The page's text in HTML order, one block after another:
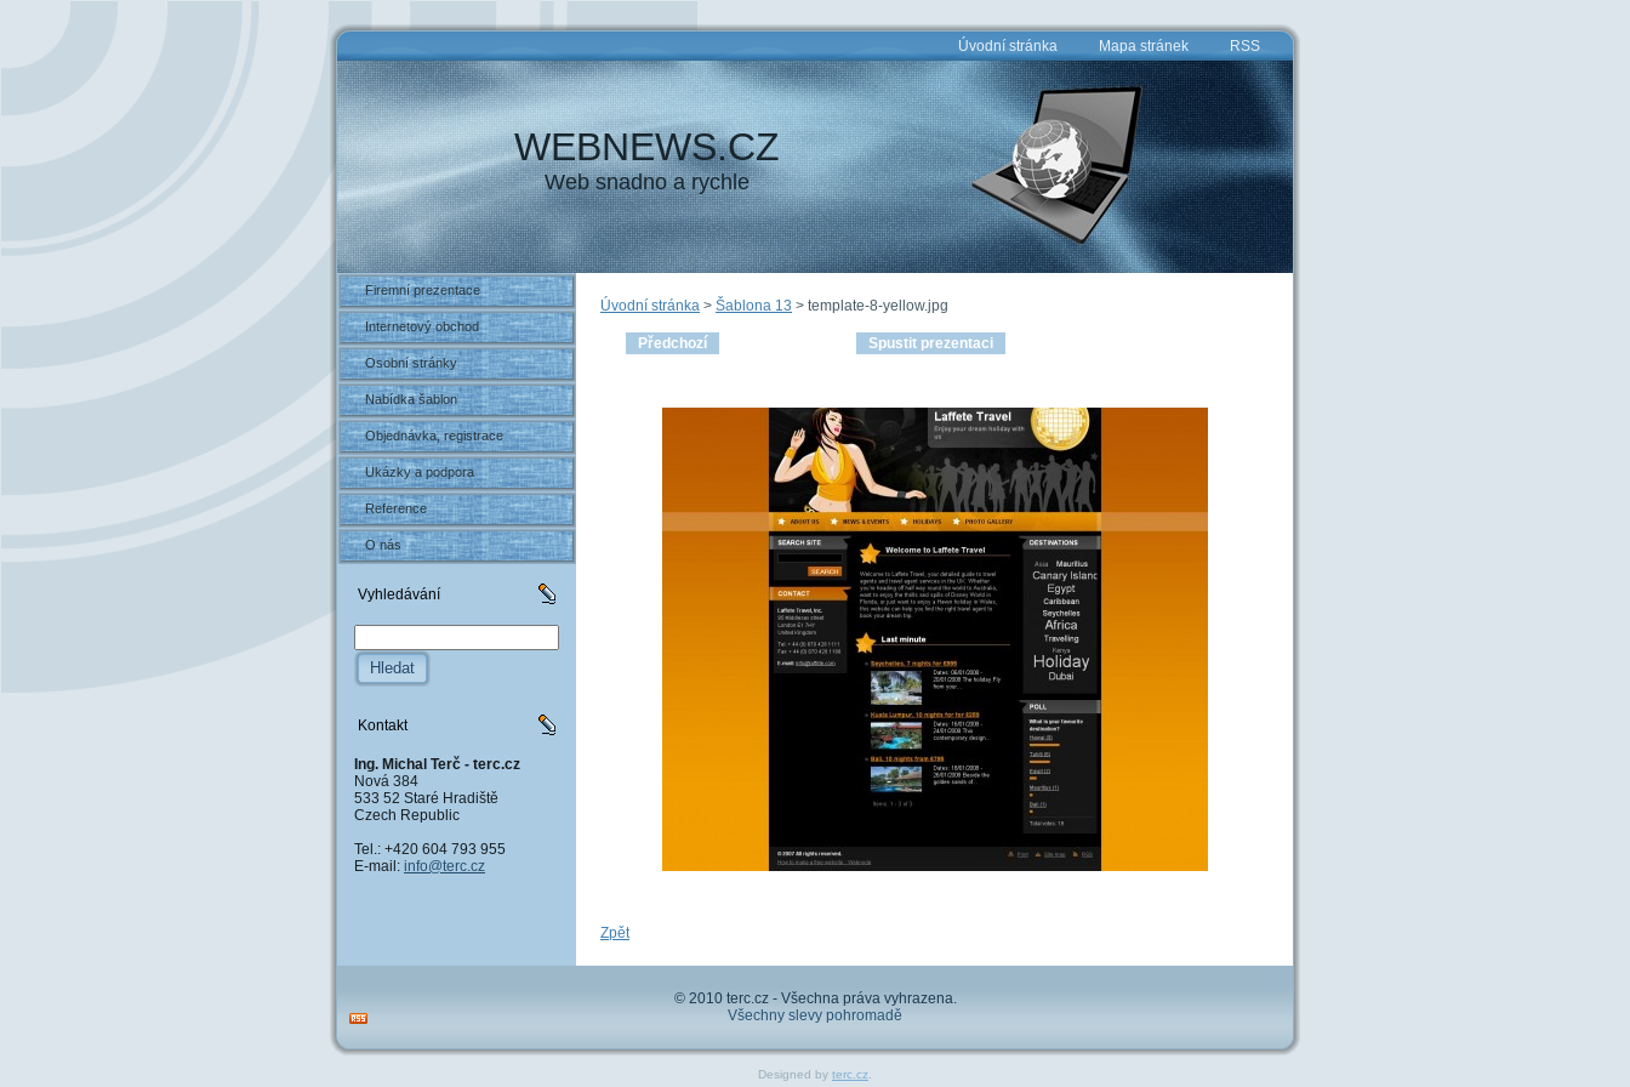
Úvodní stránka Mapa stránek RSS
WEBNEWS.CZ
Web snadno a rychle
Firemní prezentace
Internetový obchod
Osobní stránky
Nabídka šablon
Objednávka, registrace
Ukázky a podpora
Reference
O nás
Vyhledávání
Kontakt
Ing. Michal Terč - terc.cz
Nová 384
533 52 Staré Hradiště
Czech Republic
Tel.: +420 604 793 955
E-mail: info@terc.cz
Úvodní stránka > Šablona 13 > template-8-yellow.jpg
Předchozí Spustit prezentaci
Zpět
© 2010 terc.cz - Všechna práva vyhrazena.
Všechny slevy pohromadě
Designed by terc.cz